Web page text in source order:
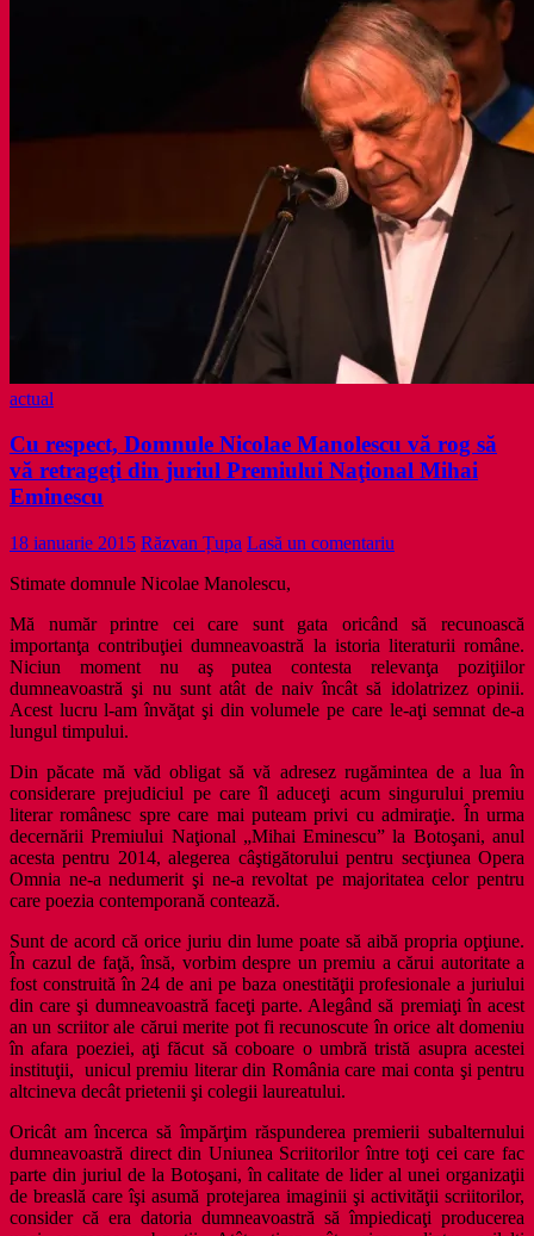
actual
Cu respect, Domnule Nicolae Manolescu vă rog să
vă retrageţi din juriul Premiului Naţional Mihai
Eminescu
18 ianuarie 2015 Răzvan Țupa Lasă un comentariu
Stimate domnule Nicolae Manolescu,
Mă număr printre cei care sunt gata oricând să recunoască
importanţa contribuţiei dumneavoastră la istoria literaturii române.
Niciun moment nu aş putea contesta relevanţa poziţiilor
dumneavoastră şi nu sunt atât de naiv încât să idolatrizez opinii.
Acest lucru l-am învăţat şi din volumele pe care le-aţi semnat de-a
lungul timpului.
Din păcate mă văd obligat să vă adresez rugămintea de a lua în
considerare prejudiciul pe care îl aduceţi acum singurului premiu
literar românesc spre care mai puteam privi cu admiraţie. În urma
decernării Premiului Naţional „Mihai Eminescu” la Botoşani, anul
acesta pentru 2014, alegerea câştigătorului pentru secţiunea Opera
Omnia ne-a nedumerit şi ne-a revoltat pe majoritatea celor pentru
care poezia contemporană contează.
Sunt de acord că orice juriu din lume poate să aibă propria opţiune.
În cazul de faţă, însă, vorbim despre un premiu a cărui autoritate a
fost construită în 24 de ani pe baza onestităţii profesionale a juriului
din care şi dumneavoastră faceţi parte. Alegând să premiaţi în acest
an un scriitor ale cărui merite pot fi recunoscute în orice alt domeniu
în afara poeziei, aţi făcut să coboare o umbră tristă asupra acestei
instituţii, unicul premiu literar din România care mai conta şi pentru
altcineva decât prietenii şi colegii laureatului.
Oricât am încerca să împărţim răspunderea premierii subalternului
dumneavoastră direct din Uniunea Scriitorilor între toţi cei care fac
parte din juriul de la Botoşani, în calitate de lider al unei organizaţii
de breaslă care îşi asumă protejarea imaginii şi activităţii scriitorilor,
consider că era datoria dumneavoastră să împiedicaţi producerea